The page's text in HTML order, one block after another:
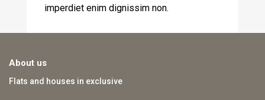
imperdiet enim dignissim non.
About us
Flats and houses in exclusive